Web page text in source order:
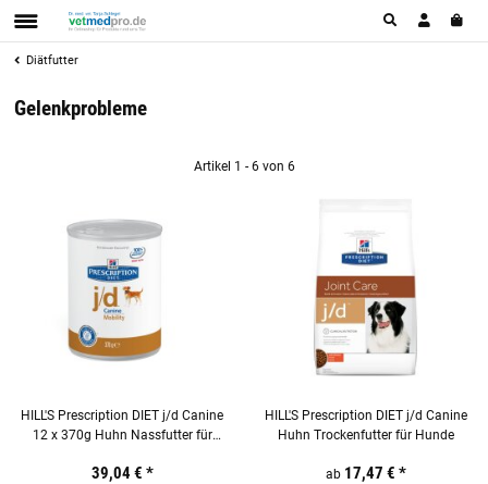
Diätfutter
Gelenkprobleme
Artikel 1 - 6 von 6
HILL'S Prescription DIET j/d Canine
12 x 370g Huhn Nassfutter für
39,04 € *
HILL'S Prescription DIET j/d Canine
Huhn Trockenfutter für Hunde
ab 17,47 € *